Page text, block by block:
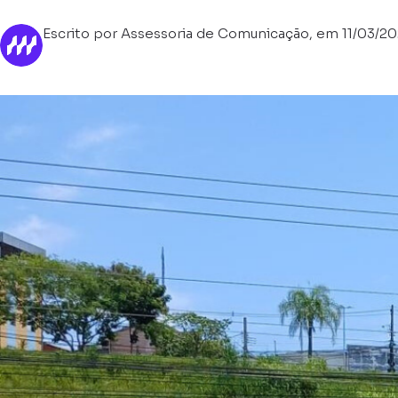
Escrito por Assessoria de Comunicação, em 11/03/